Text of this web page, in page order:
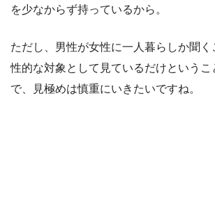
を少なからず持っているから。
ただし、男性が女性に一人暮らしか聞く
性的な対象として見ているだけという
で、見極めは慎重にいきたいですね。